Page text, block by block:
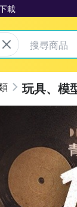
載
玩具、模